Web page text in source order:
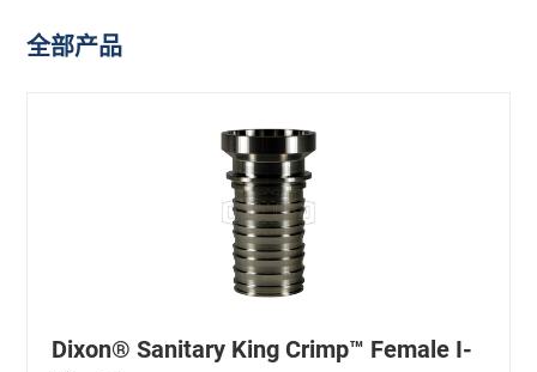
全部产品
Dixon® Sanitary King Crimp™ Female I-